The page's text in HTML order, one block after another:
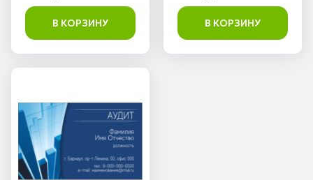
В КОРЗИНУ В КОРЗИНУ